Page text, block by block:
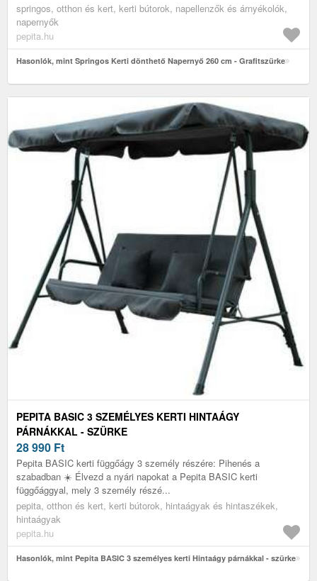
springos, otthon és kert, kerti bútorok, napellenzők és árnyékolók,
napernyők
pepita.hu
Hasonlók, mint Springos Kerti dönthető Napernyő 260 cm - Grafitszürke
PEPITA BASIC 3 SZEMÉLYES KERTI HINTAÁGY
PÁRNÁKKAL - SZÜRKE
28 990 Ft
Pepita BASIC kerti függőágy 3 személy részére: Pihenés a
szabadban ☀️ Élvezd a nyári napokat a Pepita BASIC kerti
függőággyal, mely 3 személy részé...
pepita, otthon és kert, kerti bútorok, hintaágyak és hintaszékek,
hintaágyak
pepita.hu
Hasonlók, mint Pepita BASIC 3 személyes kerti Hintaágy párnákkal - szürke